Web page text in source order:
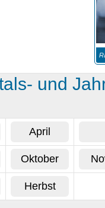
und
April
Oktober
Herbst